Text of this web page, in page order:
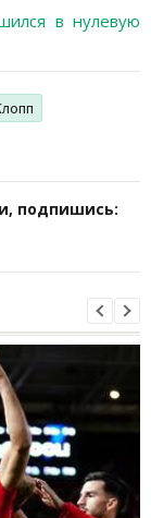
в нулевую
подпишись: